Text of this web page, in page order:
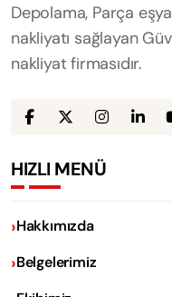
Depolama, Parça
nakliyatı sağlayan
nakliyat firmasıdır.
HIZLI MENÜ
Hakkımızda
Belgelerimiz